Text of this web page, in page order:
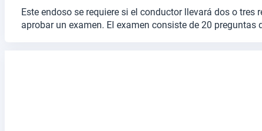
Este endoso se requiere si el conductor llevará dos o
aprobar un examen. El examen consiste de 20 preguntas